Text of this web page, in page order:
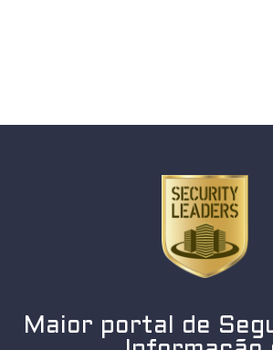
Maior portal de